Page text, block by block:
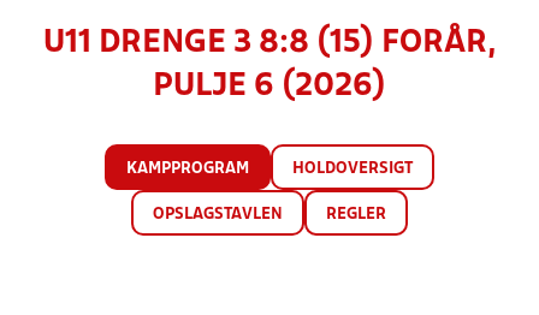
U11 DRENGE 3 8:8 (15) FORÅR,
PULJE 6 (2026)
KAMPPROGRAM HOLDOVERSIGT
OPSLAGSTAVLEN REGLER